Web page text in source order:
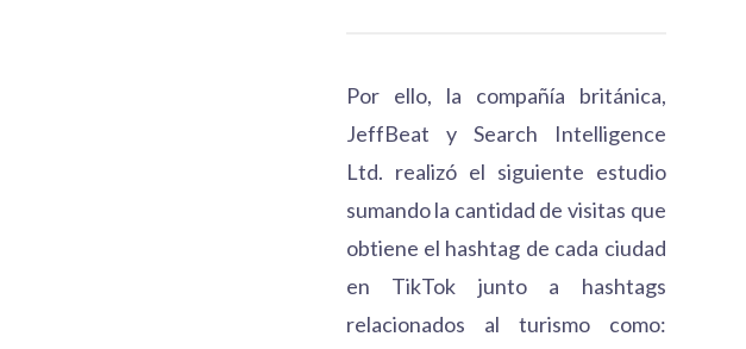
Por ello, la compañía británica,
JeffBeat y Search Intelligence
Ltd. realizó el siguiente estudio
sumando la cantidad de visitas que
obtiene el hashtag de cada ciudad
en TikTok junto a hashtags
relacionados al turismo como: